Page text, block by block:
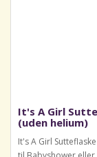
It's A Girl
(uden helium)
It's A Girl